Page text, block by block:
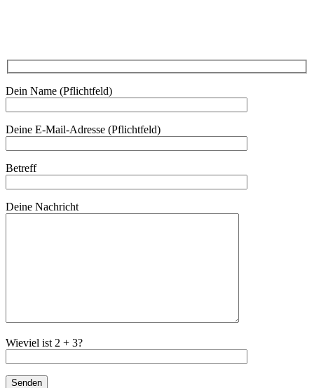
Dein Name (Pflichtfeld)
Deine E-Mail-Adresse (Pflichtfeld)
Betreff
Deine Nachricht
Wieviel ist 2 + 3?